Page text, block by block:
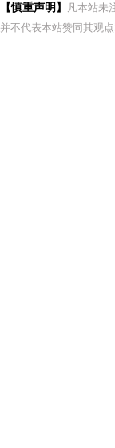
【慎重声明】
凡本站未
并不代表本站赞同其观